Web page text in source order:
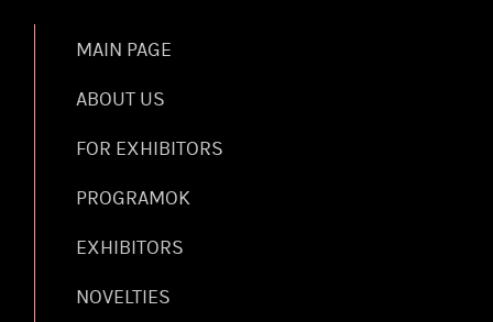
MAIN PAGE
ABOUT US
FOR EXHIBITORS
PROGRAMOK
EXHIBITORS
NOVELTIES